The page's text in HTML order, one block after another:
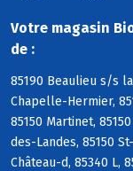
Votre magasin
de :
85190 Beaulieu s/s
Chapelle-Hermier,
85150 Martinet,
des-Landes, 85150
Château-d, 85340 L,